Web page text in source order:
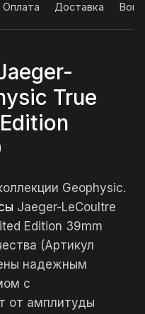
Оплата Доставка
True
Geophysic.
Jaeger-LeCoultre
Edition 39mm
(Артикул
надежным
с
от амплитуды